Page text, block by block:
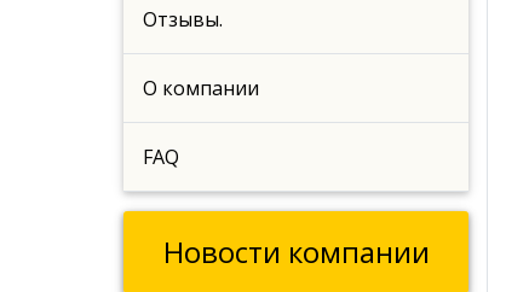
Отзывы.
О компании
FAQ
Новости компании